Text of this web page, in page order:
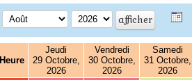
Heure
Jeudi
29 Octobre,
2026
Vendredi
30 Octobre,
2026
Samedi
31 Octobre,
2026